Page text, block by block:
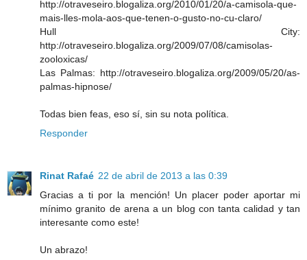
http://otraveseiro.blogaliza.org/2010/01/20/a-camisola-que-
mais-lles-mola-aos-que-tenen-o-gusto-no-cu-claro/
Hull City:
http://otraveseiro.blogaliza.org/2009/07/08/camisolas-
zooloxicas/
Las Palmas: http://otraveseiro.blogaliza.org/2009/05/20/as-
palmas-hipnose/
Todas bien feas, eso sí, sin su nota política.
Responder
Rinat Rafaé 22 de abril de 2013 a las 0:39
Gracias a ti por la mención! Un placer poder aportar mi
mínimo granito de arena a un blog con tanta calidad y tan
interesante como este!
Un abrazo!